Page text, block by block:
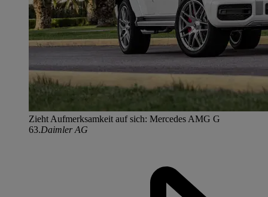
Zieht Aufmerksamkeit auf sich: Mercedes AMG G
63.Daimler AG